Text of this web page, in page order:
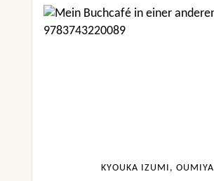
KYOUKA IZUMI, OUMIYA